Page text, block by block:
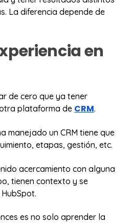
La diferencia depende de
en
de cero que ya tener
plataforma de CRM.
manejado un CRM tiene que
etapas, gestión, etc.
acercamiento con alguna
tienen contexto y se
es no solo aprender la